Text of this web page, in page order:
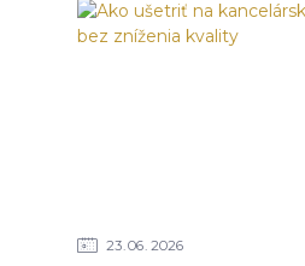
23 06 2026